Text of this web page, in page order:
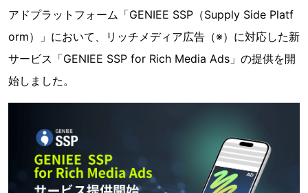
アドプラットフォーム「GENIEE SSP（Supply Side Platf
orm）」において、リッチメディア広告（※）に対応した新
サービス「GENIEE SSP for Rich Media Ads」の提供を開
始しました。